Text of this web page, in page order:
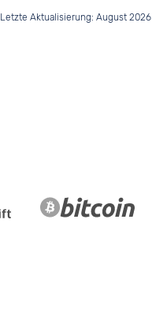
Letzte Aktualisierung: August 2026